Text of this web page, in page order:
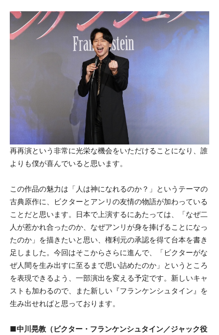
再再演という非常に光栄な機会をいただけることになり、誰
よりも僕が喜んでいると思います。
この作品の魅力は「人は神になれるのか？」というテーマの
古典原作に、ビクターとアンリの友情の物語が加わっている
ことだと思います。日本で上演するにあたっては、「なぜ二
人が惹かれ合ったのか、なぜアンリが身を捧げることになっ
たのか」を描きたいと思い、権利元の承認を得て台本を書き
足しました。今回はそこからさらに進んで、「ビクターがな
ぜ人間を生み出すに至るまで思い詰めたのか」というところ
を表現できるよう、一部演出を変える予定です。新しいキャ
ストも加わるので、また新しい『フランケンシュタイン』を
生み出せればと思っております。
■中川晃教（ビクター・フランケンシュタイン／ジャック役